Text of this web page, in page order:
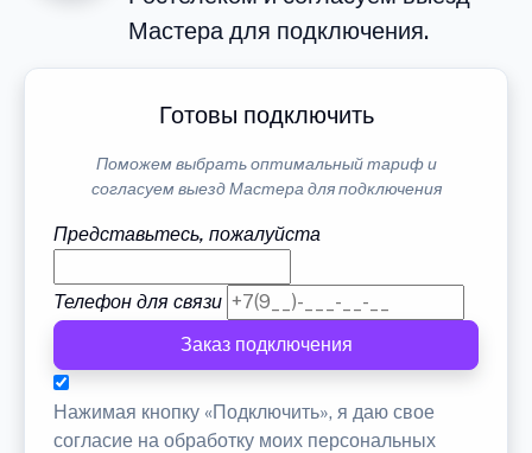
Мастера для подключения.
Готовы подключить
Поможем выбрать оптимальный тариф и
согласуем выезд Мастера для подключения
Представьтесь, пожалуйста
Телефон для связи
Заказ подключения
Нажимая кнопку «Подключить», я даю свое
согласие на обработку моих персональных